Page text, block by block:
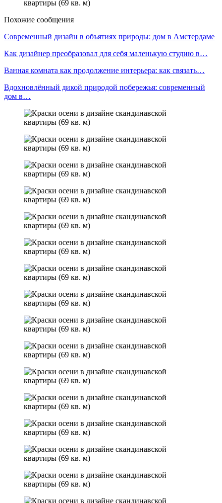
Похожие сообщения
Современный дизайн в объятиях природы: дом в Амстердаме
Как дизайнер преобразовал для себя маленькую студию в…
Ванная комната как продолжение интерьера: как связать…
Вдохновлённый дикой природой побережья: современный
дом в…